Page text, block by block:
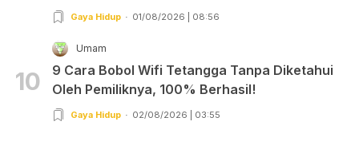
Gaya Hidup 01/08/2026 | 08:56
10
Umam
9 Cara Bobol Wifi Tetangga Tanpa Diketahui
Oleh Pemiliknya, 100% Berhasil!
Gaya Hidup 02/08/2026 | 03:55